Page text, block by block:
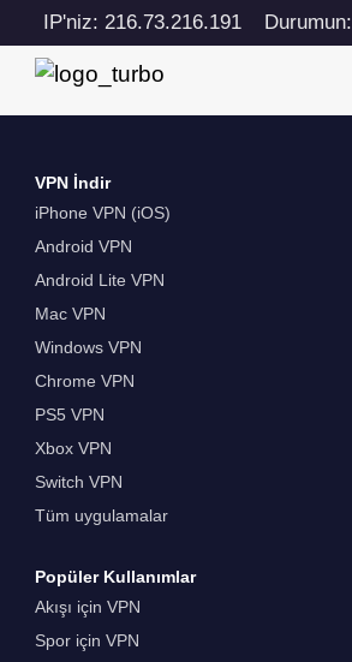
IP'niz: 216.73.216.191 Durumun:
VPN İndir
iPhone VPN (iOS)
Android VPN
Android Lite VPN
Mac VPN
Windows VPN
Chrome VPN
PS5 VPN
Xbox VPN
Switch VPN
Tüm uygulamalar
Popüler Kullanımlar
Akışı için VPN
Spor için VPN